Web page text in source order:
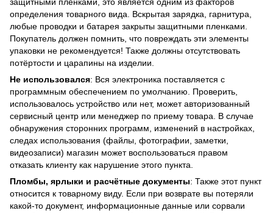
защитными плёнками, это является одним из факторов
определения товарного вида. Вскрытая зарядка, гарнитура,
любые проводки и батарея закрыты защитными пленками.
Покупатель должен помнить, что повреждать эти элементы
упаковки не рекомендуется! Также должны отсутствовать
потёртости и царапины на изделии.
Не использовался: Вся электроника поставляется с
программным обеспечением по умолчанию. Проверить,
использовалось устройство или нет, может авторизованный
сервисный центр или менеджер по приему товара. В случае
обнаружения сторонних программ, изменений в настройках,
следах использования (файлы, фотографии, заметки,
видеозаписи) магазин может воспользоваться правом
отказать клиенту как нарушение этого пункта.
Пломбы, ярлыки и расчётные документы: Также этот пункт
относится к товарному виду. Если при возврате вы потеряли
какой-то документ, информационные данные или сорвали